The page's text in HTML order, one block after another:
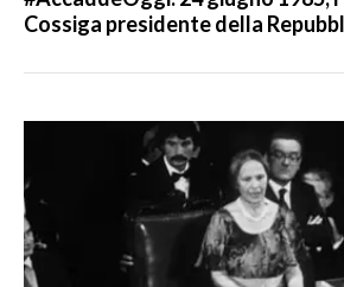
Cossiga presidente della